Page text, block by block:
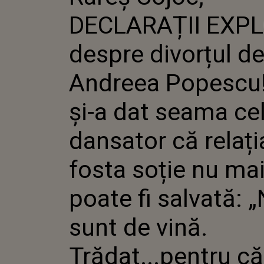
DAT
CU
MAI
„NU
CEEA
NU...”
DECLARAȚII
despre divorțul de
Andreea
și-a dat seama
dansator că
fosta soție nu mai
poate fi salvată:
sunt de vină.
Trădat...pentru